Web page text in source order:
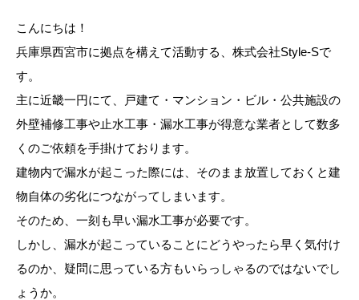
こんにちは！
兵庫県西宮市に拠点を構えて活動する、株式会社Style-Sで
す。
主に近畿一円にて、戸建て・マンション・ビル・公共施設の
外壁補修工事や止水工事・漏水工事が得意な業者として数多
くのご依頼を手掛けております。
建物内で漏水が起こった際には、そのまま放置しておくと建
物自体の劣化につながってしまいます。
そのため、一刻も早い漏水工事が必要です。
しかし、漏水が起こっていることにどうやったら早く気付け
るのか、疑問に思っている方もいらっしゃるのではないでし
ょうか。